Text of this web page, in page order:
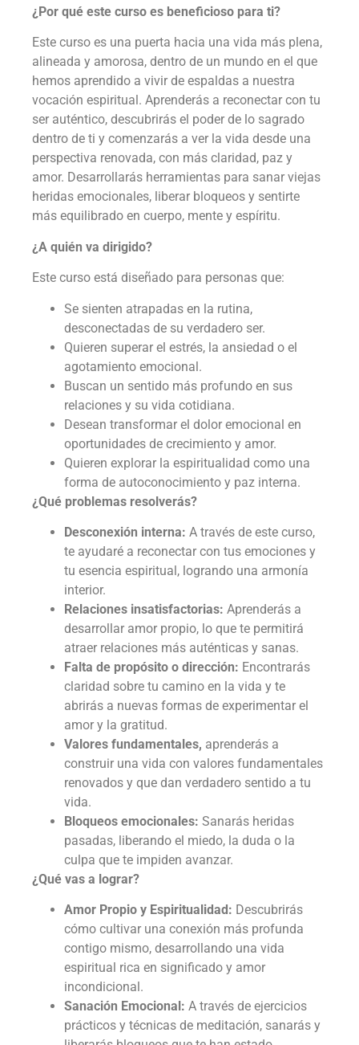
¿Por qué este curso es beneficioso para ti?
Este curso es una puerta hacia una vida más plena,
alineada y amorosa, dentro de un mundo en el que
hemos aprendido a vivir de espaldas a nuestra
vocación espiritual. Aprenderás a reconectar con tu
ser auténtico, descubrirás el poder de lo sagrado
dentro de ti y comenzarás a ver la vida desde una
perspectiva renovada, con más claridad, paz y
amor. Desarrollarás herramientas para sanar viejas
heridas emocionales, liberar bloqueos y sentirte
más equilibrado en cuerpo, mente y espíritu.
¿A quién va dirigido?
Este curso está diseñado para personas que:
Se sienten atrapadas en la rutina,
desconectadas de su verdadero ser.
Quieren superar el estrés, la ansiedad o el
agotamiento emocional.
Buscan un sentido más profundo en sus
relaciones y su vida cotidiana.
Desean transformar el dolor emocional en
oportunidades de crecimiento y amor.
Quieren explorar la espiritualidad como una
forma de autoconocimiento y paz interna.
¿Qué problemas resolverás?
Desconexión interna: A través de este curso,
te ayudaré a reconectar con tus emociones y
tu esencia espiritual, logrando una armonía
interior.
Relaciones insatisfactorias: Aprenderás a
desarrollar amor propio, lo que te permitirá
atraer relaciones más auténticas y sanas.
Falta de propósito o dirección: Encontrarás
claridad sobre tu camino en la vida y te
abrirás a nuevas formas de experimentar el
amor y la gratitud.
Valores fundamentales, aprenderás a
construir una vida con valores fundamentales
renovados y que dan verdadero sentido a tu
vida.
Bloqueos emocionales: Sanarás heridas
pasadas, liberando el miedo, la duda o la
culpa que te impiden avanzar.
¿Qué vas a lograr?
Amor Propio y Espiritualidad: Descubrirás
cómo cultivar una conexión más profunda
contigo mismo, desarrollando una vida
espiritual rica en significado y amor
incondicional.
Sanación Emocional: A través de ejercicios
prácticos y técnicas de meditación, sanarás y